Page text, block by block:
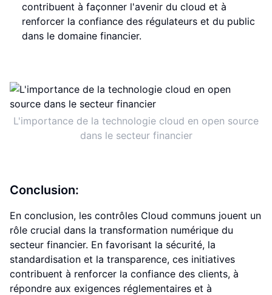
contribuent à façonner l'avenir du cloud et à
renforcer la confiance des régulateurs et du public
dans le domaine financier.
L'importance de la technologie cloud en open source
dans le secteur financier
Conclusion:
En conclusion, les contrôles Cloud communs jouent un
rôle crucial dans la transformation numérique du
secteur financier. En favorisant la sécurité, la
standardisation et la transparence, ces initiatives
contribuent à renforcer la confiance des clients, à
répondre aux exigences réglementaires et à